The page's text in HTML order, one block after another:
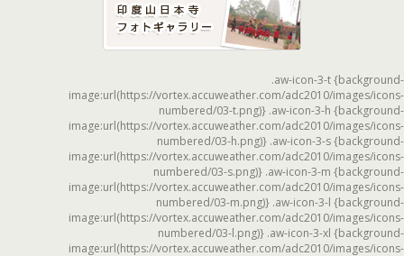
.aw-icon-3-t {background-
image:url(https://vortex.accuweather.com/adc2010/images/icons-
numbered/03-t.png)} .aw-icon-3-h {background-
image:url(https://vortex.accuweather.com/adc2010/images/icons-
numbered/03-h.png)} .aw-icon-3-s {background-
image:url(https://vortex.accuweather.com/adc2010/images/icons-
numbered/03-s.png)} .aw-icon-3-m {background-
image:url(https://vortex.accuweather.com/adc2010/images/icons-
numbered/03-m.png)} .aw-icon-3-l {background-
image:url(https://vortex.accuweather.com/adc2010/images/icons-
numbered/03-l.png)} .aw-icon-3-xl {background-
image:url(https://vortex.accuweather.com/adc2010/images/icons-